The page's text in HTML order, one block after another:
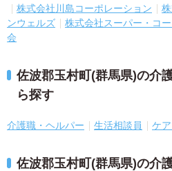
株式会社川島コーポレーション
ンウェルズ
株式会社スーパー・コー
会
佐波郡玉村町(群馬県)の介
ら探す
介護職・ヘルパー 生活相談員 ケ
佐波郡玉村町(群馬県)の介